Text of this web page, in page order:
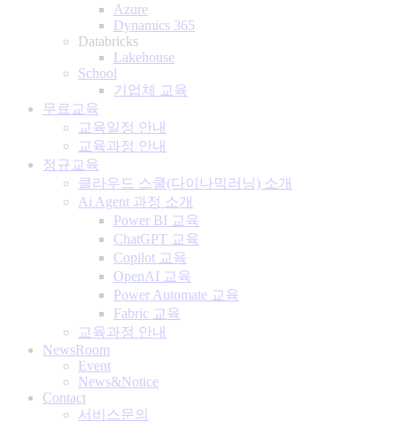
Azure
Dynamics 365
Databricks
Lakehouse
School
기업체 교육
무료교육
교육일정 안내
교육과정 안내
정규교육
클라우드 스쿨(다이나믹러닝) 소개
Ai Agent 과정 소개
Power BI 교육
ChatGPT 교육
Copilot 교육
OpenAI 교육
Power Automate 교육
Fabric 교육
교육과정 안내
NewsRoom
Event
News&Notice
Contact
서비스문의